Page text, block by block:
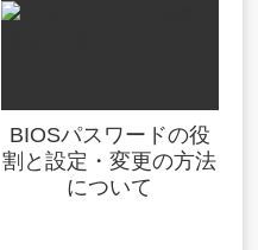
BIOSパスワードの役
割と設定・変更の方法
について